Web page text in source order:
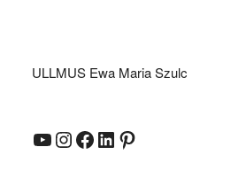
ULLMUS Ewa Maria Szulc
YouTube
Instagram
Facebook
LinkedIn
Pinterest